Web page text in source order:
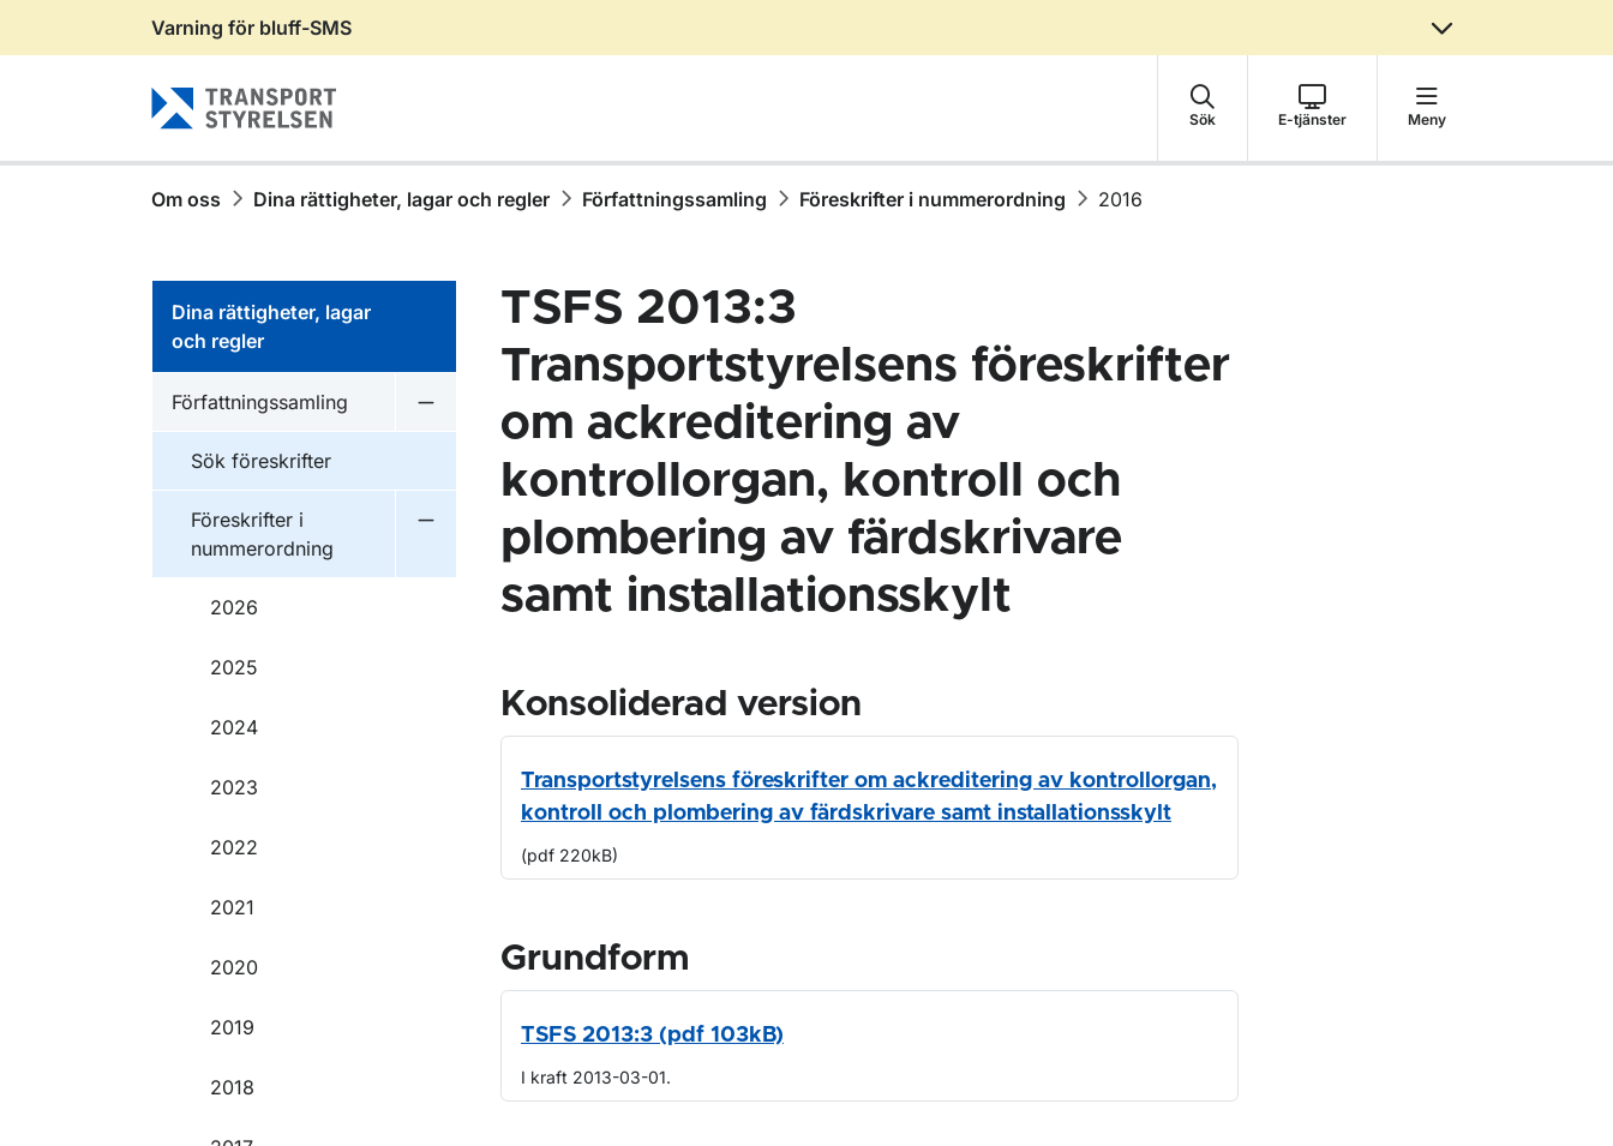
Gå till sidans innehåll
Varning för bluff-SMS
Sök E-tjänster Meny
Om oss Dina rättigheter, lagar och regler Författningssamling Föreskrifter i nummerordning 2016
Dina rättigheter, lagar
och regler
Författningssamling
Undermeny för Författningssamling
Sök föreskrifter
Föreskrifter i
nummerordning
Undermeny för Föreskrifter i nummerordning
2026
2025
2024
2023
2022
2021
2020
2019
2018
TSFS 2013:3
Transportstyrelsens föreskrifter
om ackreditering av
kontrollorgan, kontroll och
plombering av färdskrivare
samt installationsskylt
Konsoliderad version
Transportstyrelsens föreskrifter om ackreditering av kontrollorgan,
kontroll och plombering av färdskrivare samt installationsskylt
(pdf 220kB)
Grundform
TSFS 2013:3 (pdf 103kB)
I kraft 2013-03-01.